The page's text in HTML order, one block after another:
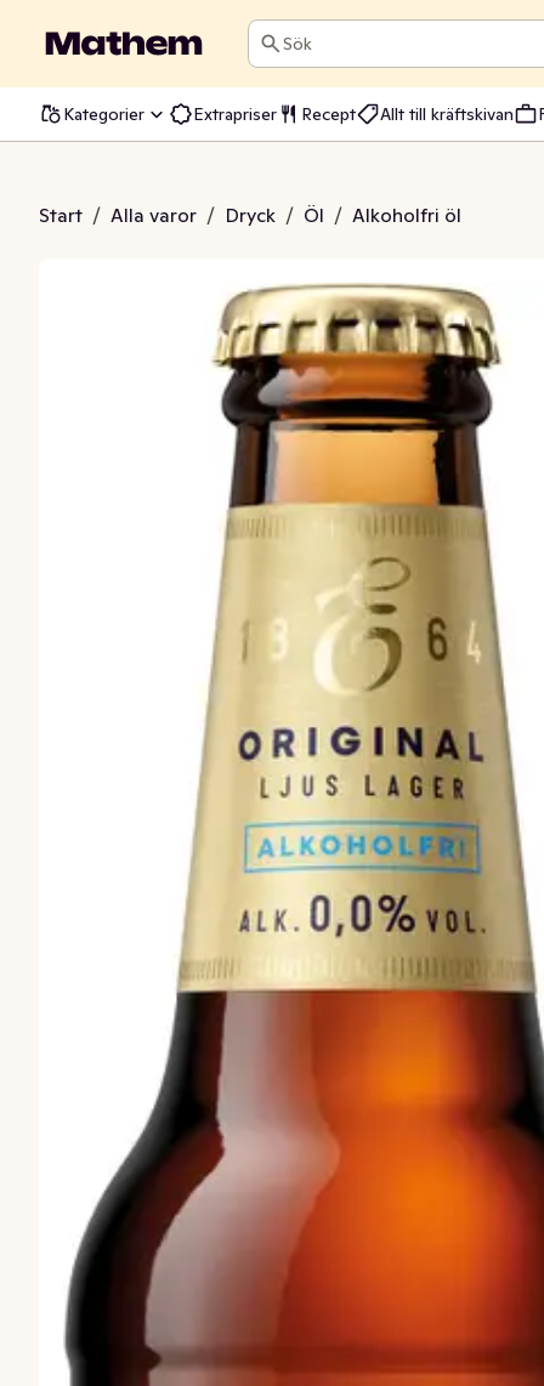
Sök
Kategorier Extrapriser Recept Allt till kräftskivan
Start / Alla varor / Dryck / Öl / Alkoholfri öl
0,5% EKO